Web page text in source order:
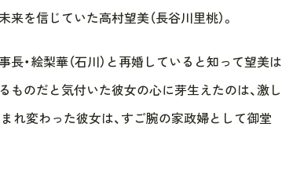
来を信じていた高村望美（長谷川里桃）。
・絵梨華（石川）と再婚していると知って望美は
ものだと気付いた彼女の心に芽生えたのは、激し
れ変わった彼女は、すご腕の家政婦として御堂